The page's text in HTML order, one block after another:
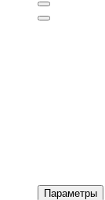
Параметры